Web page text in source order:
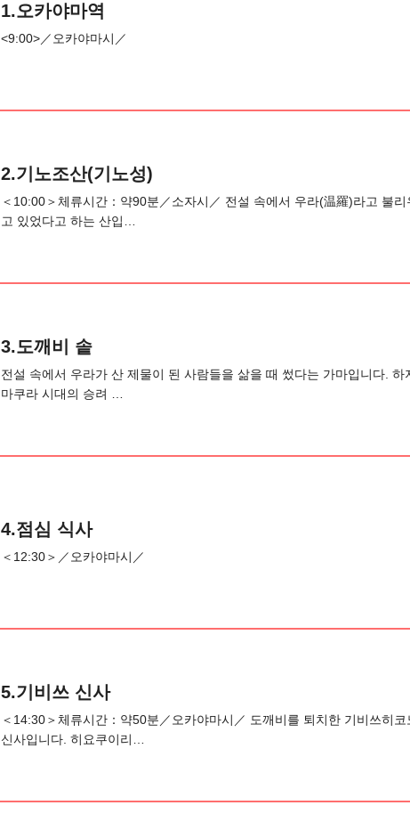
1.오카야마역
<9:00>／오카야마시／
2.기노조산(기노성)
＜10:00＞체류시간：약90분／소자시／ 전설 속에서 우라(温羅)라고 불
고 있었다고 하는 산입…
3.도깨비 솥
전설 속에서 우라가 산 제물이 된 사람들을 삶을 때 썼다는 가마입니다. 하
마쿠라 시대의 승려 …
4.점심 식사
＜12:30＞／오카야마시／
5.기비쓰 신사
＜14:30＞체류시간：약50분／오카야마시／ 도깨비를 퇴치한 기비쓰히코
신사입니다. 히요쿠이리…